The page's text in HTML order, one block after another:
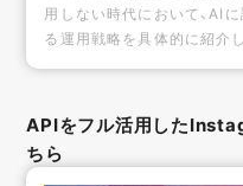
用しない時代において、AI
る運用戦略を具体的に紹介し
APIをフル活用した
ちら